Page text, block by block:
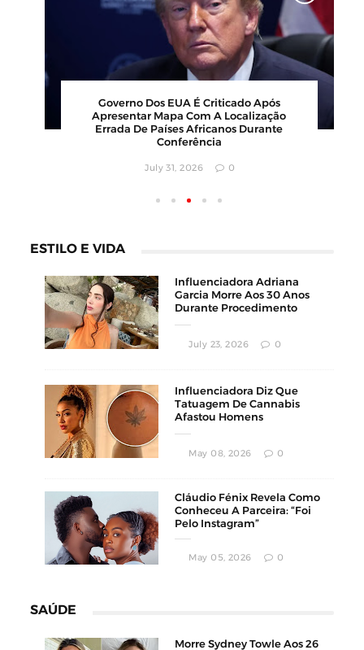
Barbearia Nudista Viraliza Ao Atrair
Clientes Com Conceito Inusitado E
Faturamento Milionário
ESTILO E VIDA
Influenciadora Adriana
Garcia Morre Aos 30 Anos
Durante Procedimento
July 23, 2026 0
Influenciadora Diz Que
Tatuagem De Cannabis
Afastou Homens
May 08, 2026 0
Cláudio Fénix Revela Como
Conheceu A Parceira: “Foi
Pelo Instagram”
May 05, 2026 0
SAÚDE
Morre Sydney Towle Aos 26